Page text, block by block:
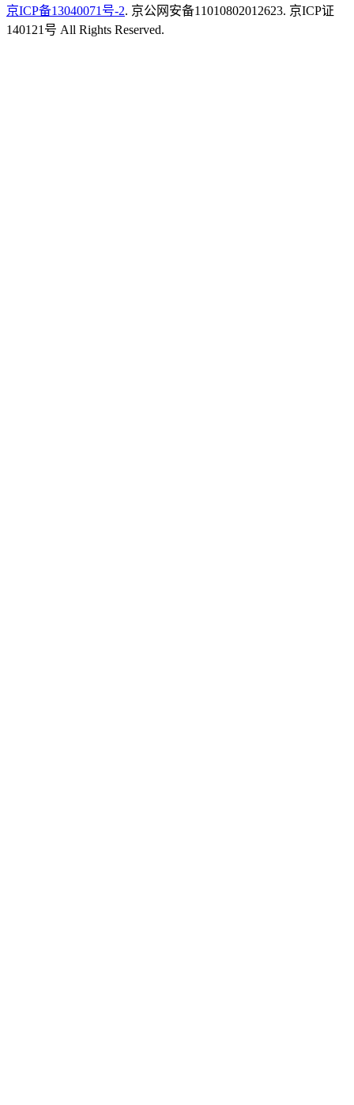
京ICP备13040071号-2. 京公网安备11010802012623. 京ICP证
140121号 All Rights Reserved.